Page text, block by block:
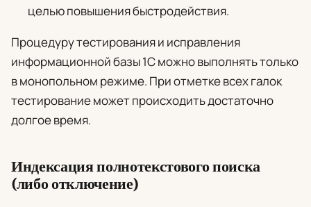
целью повышения быстродействия.
Процедуру тестирования и исправления
информационной базы 1С можно выполнять только
в монопольном режиме. При отметке всех галок
тестирование может происходить достаточно
долгое время.
Индексация полнотекстового поиска
(либо отключение)